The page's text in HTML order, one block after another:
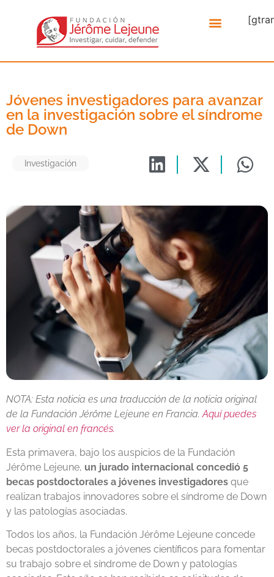
Jóvenes investigadores para avanzar
en la investigación sobre el síndrome
de Down
Investigación
NOTA: Esta noticia es una traducción de la noticia original
de la Fundación Jérôme Lejeune en Francia.Aquí puedes
ver la original en francés.
Esta primavera, bajo los auspicios de la Fundación
Jérôme Lejeune, un jurado internacional concedió 5
becas postdoctorales a jóvenes investigadores que
realizan trabajos innovadores sobre el síndrome de Down
y las patologías asociadas.
Todos los años, la Fundación Jérôme Lejeune concede
becas postdoctorales a jóvenes científicos para fomentar
su trabajo sobre el síndrome de Down y patologías